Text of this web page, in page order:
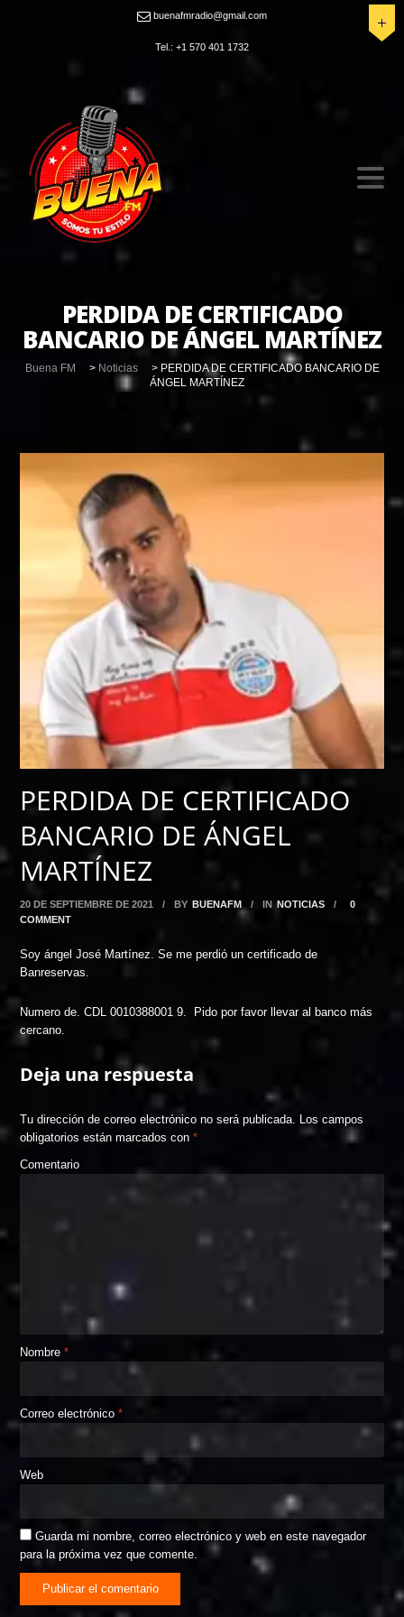
buenafmradio@gmail.com
Tel.: +1 570 401 1732
PERDIDA DE CERTIFICADO
BANCARIO DE ÁNGEL MARTÍNEZ
Buena FM > Noticias > PERDIDA DE CERTIFICADO BANCARIO DE
ÁNGEL MARTÍNEZ
PERDIDA DE CERTIFICADO
BANCARIO DE ÁNGEL
MARTÍNEZ
20 DE SEPTIEMBRE DE 2021 / BY BUENAFM / IN NOTICIAS /
0
COMMENT
Soy ángel José Martínez. Se me perdió un certificado de
Banreservas.
Numero de. CDL 0010388001 9. Pido por favor llevar al banco más
cercano.
Deja una respuesta
Tu dirección de correo electrónico no será publicada. Los campos
obligatorios están marcados con*
Comentario
Nombre*
Correo electrónico*
Web
Guarda mi nombre, correo electrónico y web en este navegador
para la próxima vez que comente.